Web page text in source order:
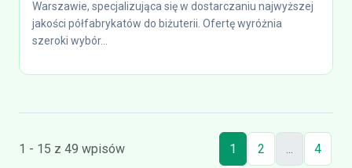
Warszawie, specjalizująca się w dostarczaniu najwyższej
jakości półfabrykatów do biżuterii. Ofertę wyróżnia
szeroki wybór...
1 - 15 z 49 wpisów 1 2 ... 4